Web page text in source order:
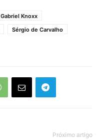
Gabriel Knoxx
Sérgio de Carvalho
Próximo artigo